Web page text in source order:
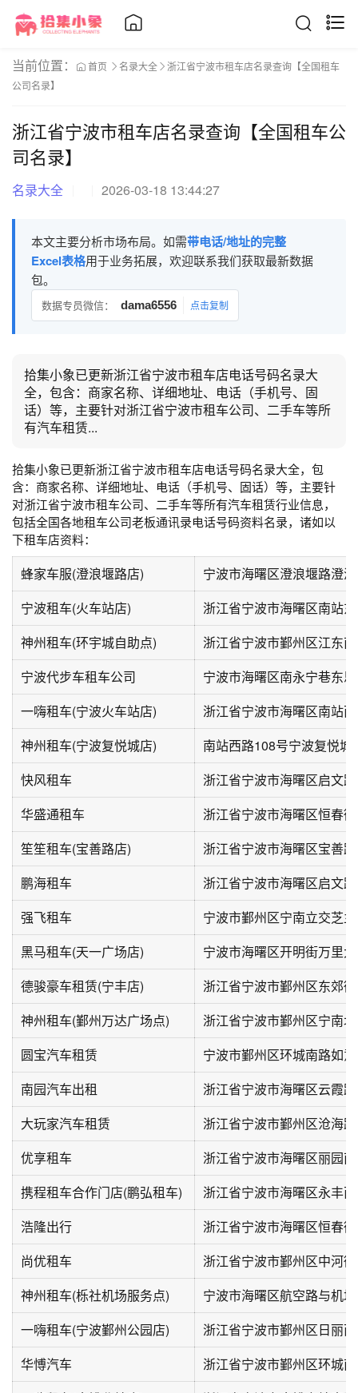
当前位置： 首页 名录大全
浙江省宁波市租车店名录查询【全国租车
公司名录】
浙江省宁波市租车店名录查询【全国租车公
司名录】
名录大全 2026-03-18 13:44:27
本文主要分析市场布局。如需带电话/地址的完整
Excel表格用于业务拓展，欢迎联系我们获取最新数据
包。
数据专员微信： dama6556 点击复制
拾集小象已更新浙江省宁波市租车店电话号码名录大
全，包含：商家名称、详细地址、电话（手机号、固
话）等，主要针对浙江省宁波市租车公司、二手车等所
有汽车租赁...
拾集小象已更新浙江省宁波市租车店电话号码名录大全，包
含：商家名称、详细地址、电话（手机号、固话）等，主要针
对浙江省宁波市租车公司、二手车等所有汽车租赁行业信息，
包括全国各地租车公司老板通讯录电话号码资料名录，诸如以
下租车店资料：
蜂家车服(澄浪堰路店)
宁波市海曙区澄浪堰路澄
宁波租车(火车站店)
浙江省宁波市海曙区南站
神州租车(环宇城自助点)
浙江省宁波市鄞州区江东
宁波代步车租车公司
宁波市海曙区南永宁巷东
一嗨租车(宁波火车站店)
浙江省宁波市海曙区南站
神州租车(宁波复悦城店)
南站西路108号宁波复悦城
快风租车
华盛通租车
浙江省宁波市海曙区恒春
笙笙租车(宝善路店)
鹏海租车
浙江省宁波市海曙区启文
强飞租车
宁波市鄞州区宁南立交芝
黑马租车(天一广场店)
宁波市海曙区开明街万里
德骏豪车租赁(宁丰店)
浙江省宁波市鄞州区东郊
神州租车(鄞州万达广场点)
圆宝汽车租赁
宁波市鄞州区环城南路如
南园汽车出租
浙江省宁波市海曙区云霞
大玩家汽车租赁
浙江省宁波市鄞州区沧海
优享租车
浙江省宁波市海曙区丽园
携程租车合作门店(鹏弘租车)
浙江省宁波市海曙区永丰
浩隆出行
浙江省宁波市海曙区恒春
尚优租车
浙江省宁波市鄞州区中河
神州租车(栎社机场服务点)
一嗨租车(宁波鄞州公园店)
浙江省宁波市鄞州区日丽
华愽汽车